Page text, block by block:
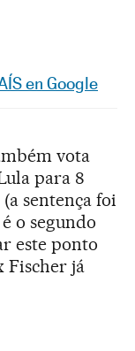
Sociales
en Google
vota
para 8
sentença foi
o segundo
este ponto
Fischer já